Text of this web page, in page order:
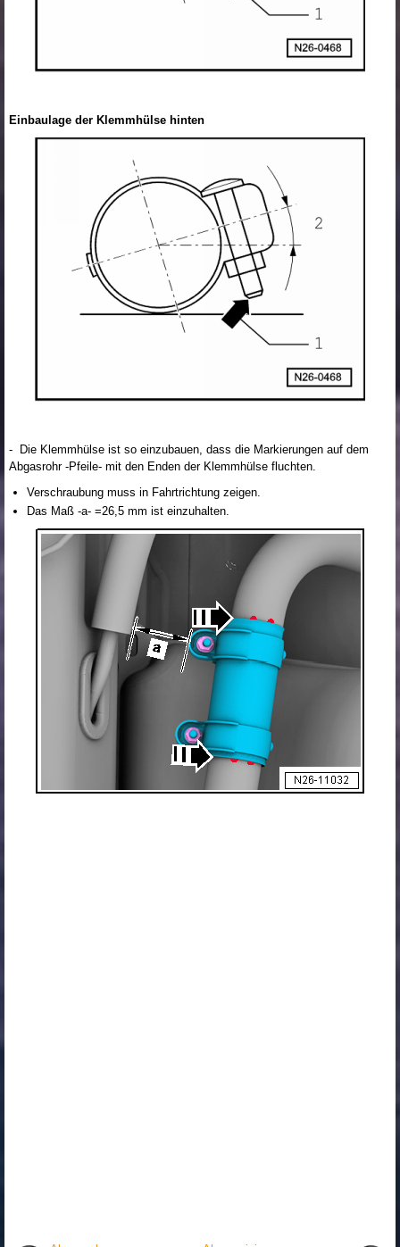
Einbaulage der Klemmhülse hinten
- Die Klemmhülse ist so einzubauen, dass die Markierungen auf dem
Abgasrohr -Pfeile- mit den Enden der Klemmhülse fluchten.
Verschraubung muss in Fahrtrichtung zeigen.
Das Maß -a- =26,5 mm ist einzuhalten.